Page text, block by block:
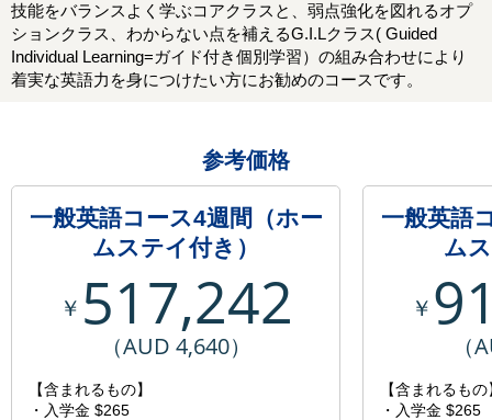
技能をバランスよく学ぶコアクラスと、弱点強化を図れるオプ
ションクラス、わからない点を補えるG.I.Lクラス( Guided
Individual Learning=ガイド付き個別学習）の組み合わせにより
着実な英語力を身につけたい方にお勧めのコースです。
参考価格
一般英語コース4週間（ホー
ムステイ付き）
￥ 517,242
（AUD 4,640）
【含まれるもの】
・入学金 $265
一般英語
ム
￥
（
【含まれるもの
・入学金 $265